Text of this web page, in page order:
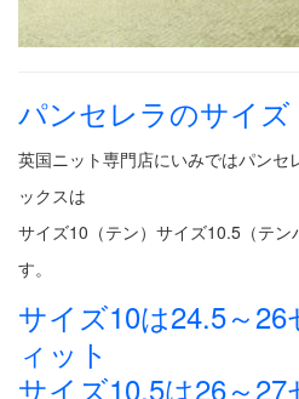
パンセレラのサイズ
英国ニット専門店にいみではパンセ
ックスは
サイズ10（テン）サイズ10.5（テ
す。
サイズ10は24.5～
ィット
サイズ10.5は26～